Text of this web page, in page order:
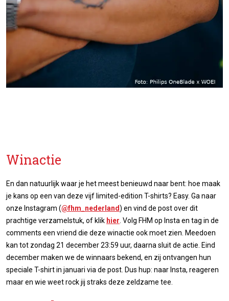
Winactie
En dan natuurlijk waar je het meest benieuwd naar bent: hoe maak
je kans op een van deze vijf limited-edition T-shirts? Easy. Ga naar
onze Instagram (@fhm_nederland) en vind de post over dit
prachtige verzamelstuk, of klik hier. Volg FHM op Insta en tag in de
comments een vriend die deze winactie ook moet zien. Meedoen
kan tot zondag 21 december 23:59 uur, daarna sluit de actie. Eind
december maken we de winnaars bekend, en zij ontvangen hun
speciale T-shirt in januari via de post. Dus hup: naar Insta, reageren
maar en wie weet rock jij straks deze zeldzame tee.